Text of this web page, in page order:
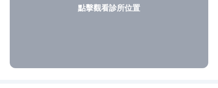
點擊觀看診所位置